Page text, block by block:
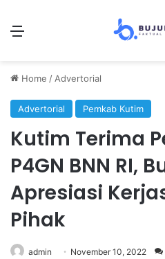
Home / Advertorial
Advertorial Pemkab Kutim
Kutim Terima
P4GN BNN RI,
Apresiasi
Pihak
admin November 10, 2022